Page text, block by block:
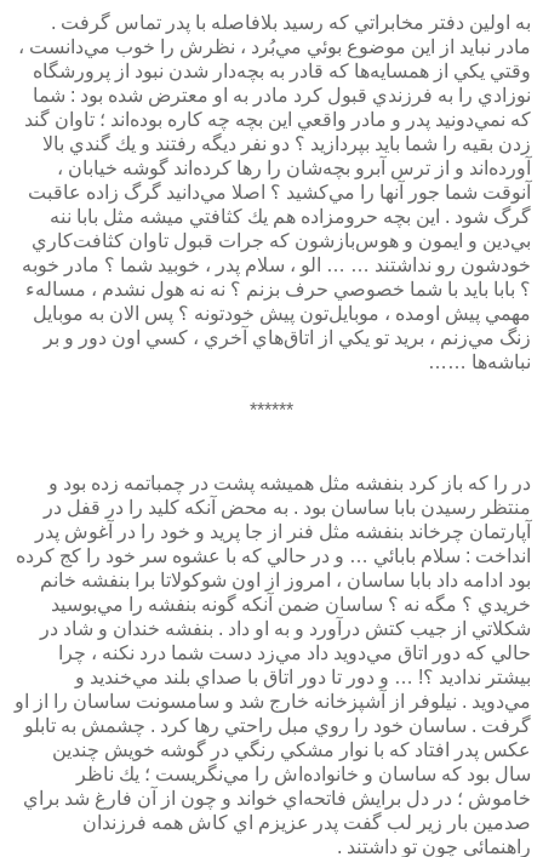
به اولين دفتر مخابراتي كه رسيد بلافاصله با پدر تماس گرفت .
مادر نبايد از اين موضوع بوئي مي‌بُرد ، نظرش را خوب مي‌دانست ،‌
وقتي يكي از همسايه‌ها كه قادر به بچه‌دار شدن نبود از پرورشگاه
نوزادي را به فرزندي قبول كرد مادر به او معترض شده بود : شما
كه نمي‌دونيد پدر و مادر واقعي اين بچه چه كاره بوده‌اند ؛ تاوان گند
زدن بقيه را شما بايد بپردازيد ؟‌ دو نفر ديگه رفتند و يك گندي بالا
آورده‌اند و از ترس آبرو بچه‌شان را رها كرده‌اند گوشه خيابان ،
آنوقت شما جور آنها را مي‌كشيد ؟ اصلا مي‌دانيد گرگ زاده عاقبت
گرگ شود . اين بچه حرومزاده هم يك كثافتي ميشه مثل بابا ننه
بي‌دين و ايمون و هوس‌بازشون كه جرات قبول تاوان كثافت‌كاري
خودشون رو نداشتند … … الو ، سلام پدر ، خوبيد شما ؟ مادر خوبه
؟‌ بابا بايد با شما خصوصي حرف بزنم ؟ نه نه هول نشدم ، مساله‌ء
مهمي پيش اومده ،‌ ‌موبايل‌تون پيش‌ خودتونه ؟ پس الان به موبايل
زنگ مي‌زنم ، بريد تو يكي از اتاق‌هاي آخري ، كسي اون دور و بر
نباشه‌ها ……
******
در را كه باز كرد بنفشه مثل هميشه پشت در چمباتمه زده بود و
منتظر رسيدن بابا ساسان بود . به محض آنكه كليد را در قفل در
آپارتمان چرخاند بنفشه مثل فنر از جا پريد و خود را در آغوش پدر
انداخت : سلام بابائي … و در حالي كه با عشوه سر خود را كج كرده
بود ادامه داد بابا ساسان ، امروز از اون شوكولاتا برا بنفشه خانم
خريدي ؟ مگه نه ؟ ساسان ضمن آنكه گونه بنفشه را مي‌بوسيد
شكلاتي از جيب كتش درآورد و به او داد . بنفشه خندان و شاد در
حالي كه دور اتاق مي‌دويد داد مي‌زد دست شما درد نكنه ، چرا
بيشتر نداديد ؟! … و دور تا دور اتاق با صداي بلند مي‌خنديد و
مي‌دويد . نيلوفر از آشپزخانه خارج شد و سامسونت ساسان را از او
گرفت . ساسان خود را روي مبل راحتي رها كرد . چشمش به تابلو
عكس پدر افتاد كه با نوار مشكي رنگي در گوشه خويش چندين
سال بود كه ساسان و خانواده‌اش را مي‌نگريست ؛ يك ناظر
خاموش ؛ در دل برايش فاتحه‌اي خواند و چون از آن فارغ شد براي
صدمين بار زير لب گفت پدر عزيزم اي كاش همه فرزندان
راهنمائي چون تو داشتند .